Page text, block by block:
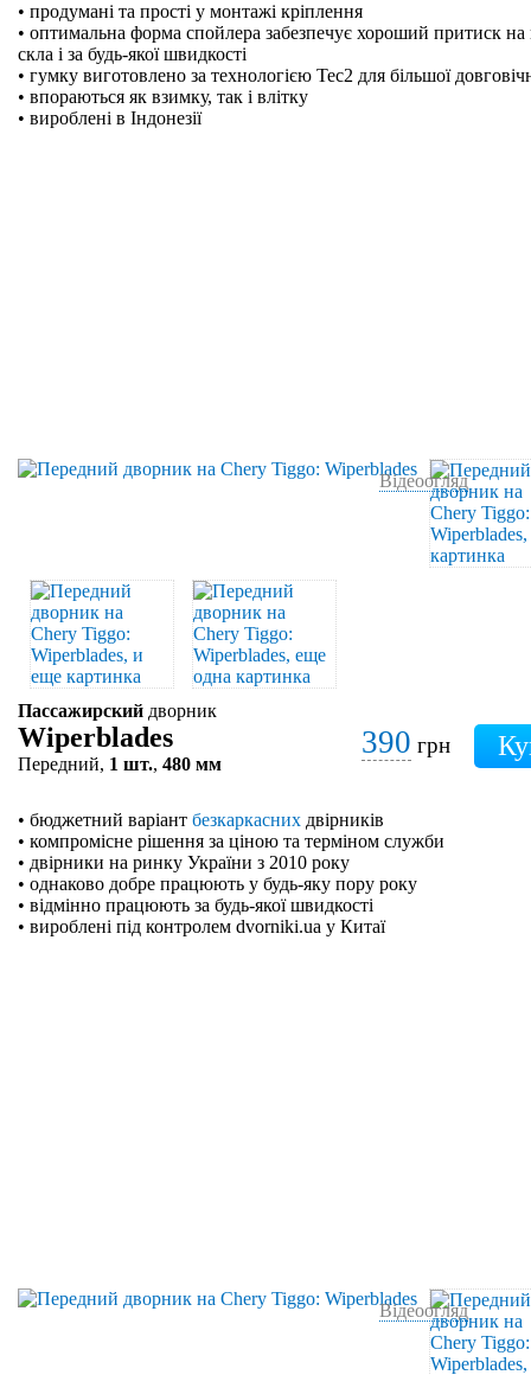
• продумані та прості у монтажі кріплення
• оптимальна форма спойлера забезпечує хороший притиск на
скла і за будь-якої швидкості
• гумку виготовлено за технологією Tec2 для більшої
• впораються як взимку, так і влітку
• вироблені в Індонезії
Відеоогляд
Пассажирский дворник
Wiperblades
Передний, 1 шт., 480 мм
390 грн
• бюджетний варіант безкаркасних двірників
• компромісне рішення за ціною та терміном служби
• двірники на ринку України з 2010 року
• однаково добре працюють у будь-яку пору року
• відмінно працюють за будь-якої швидкості
• вироблені під контролем dvorniki.ua у Китаї
Відеоогляд